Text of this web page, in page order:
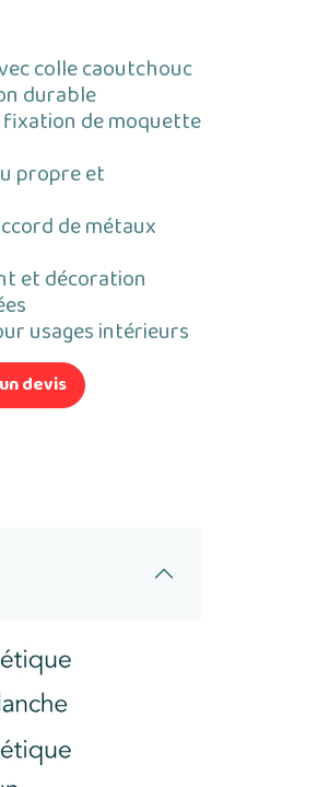
colle caoutchouc
durable
de moquette
propre et
de métaux
et décoration
usages intérieurs
devis